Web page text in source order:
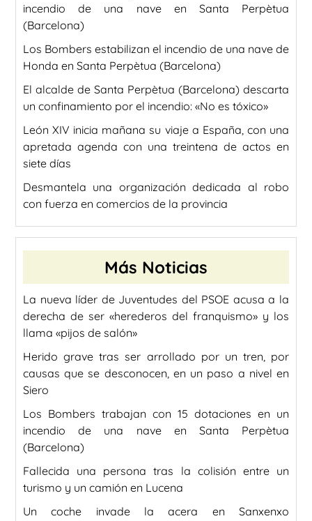
incendio de una nave en Santa Perpètua
(Barcelona)
Los Bombers estabilizan el incendio de una nave de
Honda en Santa Perpètua (Barcelona)
El alcalde de Santa Perpètua (Barcelona) descarta
un confinamiento por el incendio: «No es tóxico»
León XIV inicia mañana su viaje a España, con una
apretada agenda con una treintena de actos en
siete días
Desmantela una organización dedicada al robo
con fuerza en comercios de la provincia
Más Noticias
La nueva líder de Juventudes del PSOE acusa a la
derecha de ser «herederos del franquismo» y los
llama «pijos de salón»
Herido grave tras ser arrollado por un tren, por
causas que se desconocen, en un paso a nivel en
Siero
Los Bombers trabajan con 15 dotaciones en un
incendio de una nave en Santa Perpètua
(Barcelona)
Fallecida una persona tras la colisión entre un
turismo y un camión en Lucena
Un coche invade la acera en Sanxenxo